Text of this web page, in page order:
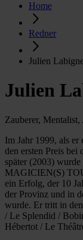
Home
Redner
Julien
Julien
Zauberer,
Im Jahr 1999, als er
den ersten Preis bei
später (2003)
MAGICIEN(S)
ein Erfolg, der 10
der Provinz und in
wurde. Er tritt in
/ Le Splendid /
Hébertot / Le